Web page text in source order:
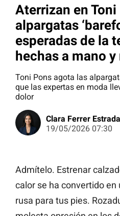
Aterrizan en
alpargatas
esperadas de la
hechas a mano
Toni Pons agota las
que las expertas en moda
dolor
Clara Ferrer
19/05/2026 07:30
Admítelo. Estrenar
calor se ha convertido
rusa para tus pies.